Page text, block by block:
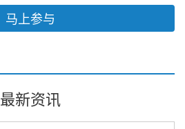
马上参与
最新资讯